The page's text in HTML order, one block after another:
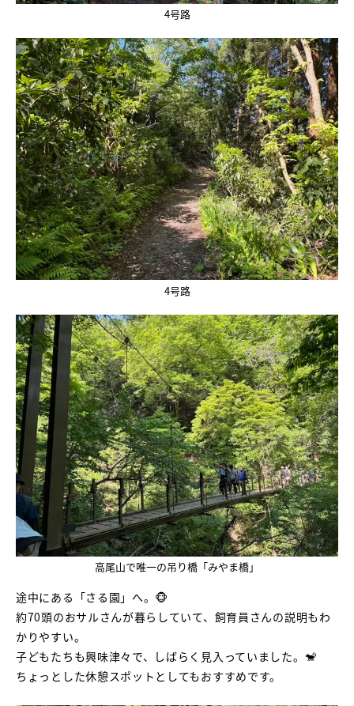
4号路
4号路
高尾山で唯一の吊り橋「みやま橋」
途中にある「さる園」へ。🐵
約70頭のおサルさんが暮らしていて、飼育員さんの説明もわ
かりやすい。
子どもたちも興味津々で、しばらく見入っていました。🐒
ちょっとした休憩スポットとしてもおすすめです。